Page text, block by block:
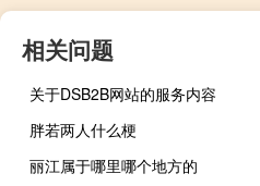
相关问题
关于DSB2B网站的服务内容
胖若两人什么梗
丽江属于哪里哪个地方的